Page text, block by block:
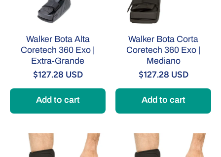
Walker Bota Alta
Coretech 360 Exo |
Extra-Grande
$127.28 USD
Add to cart
Walker Bota Corta
Coretech 360 Exo |
Mediano
$127.28 USD
Add to cart